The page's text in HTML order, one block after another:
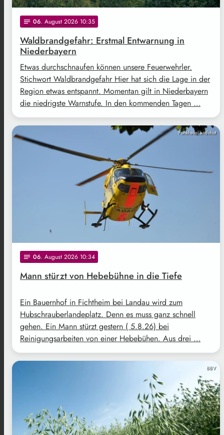
notes 06. August 2026 10:35
Waldbrandgefahr: Erstmal Entwarnung in
Niederbayern
Etwas durchschnaufen können unsere Feuerwehrler.
Stichwort Waldbrandgefahr Hier hat sich die Lage in der
Region etwas entspannt. Momentan gilt in Niederbayern
die niedrigste Warnstufe. In den kommenden Tagen …
FunkhausLandshut
notes 06. August 2026 10:34
Mann stürzt von Hebebühne in die Tiefe
Ein Bauernhof in Fichtheim bei Landau wird zum
Hubschrauberlandeplatz. Denn es muss ganz schnell
gehen. Ein Mann stürzt gestern ( 5.8.26) bei
Reinigungsarbeiten von einer Hebebühen. Aus drei …
BBV